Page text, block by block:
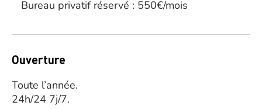
Bureau privatif réservé : 550€/mois
Ouverture
Toute l’année.
24h/24 7j/7.